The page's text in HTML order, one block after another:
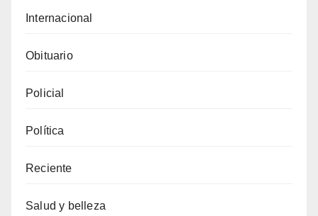
Internacional
Obituario
Policial
Política
Reciente
Salud y belleza